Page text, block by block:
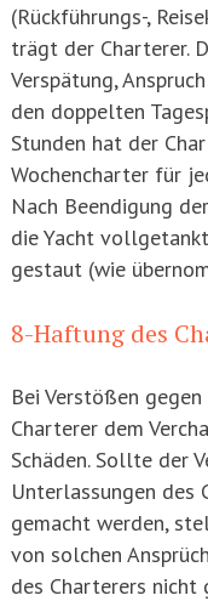
(Rückführungs-,
trägt der Charterer.
Verspätung,
den doppelten
Stunden hat der
Wochencharter für
Nach Beendigung
die Yacht
gestaut (wie
8-Haftung des
Bei Verstößen
Charterer dem
Schäden. Sollte der
Unterlassungen
gemacht werden,
von solchen
des Charterers nicht